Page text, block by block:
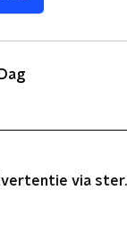
via